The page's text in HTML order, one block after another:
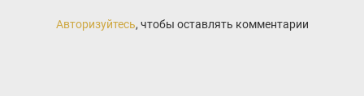
Авторизуйтесь, чтобы оставлять комментарии